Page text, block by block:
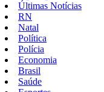
Últimas Notícias
RN
Natal
Política
Polícia
Economia
Brasil
Saúde